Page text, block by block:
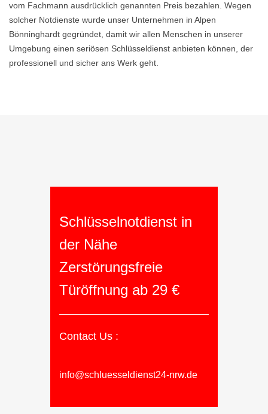
vom Fachmann ausdrücklich genannten Preis bezahlen. Wegen
solcher Notdienste wurde unser Unternehmen in Alpen
Bönninghardt gegründet, damit wir allen Menschen in unserer
Umgebung einen seriösen Schlüsseldienst anbieten können, der
professionell und sicher ans Werk geht.
Schlüsselnotdienst in
der Nähe
Zerstörungsfreie
Türöffnung ab 29 €
Contact Us :
info@schluesseldienst24-nrw.de